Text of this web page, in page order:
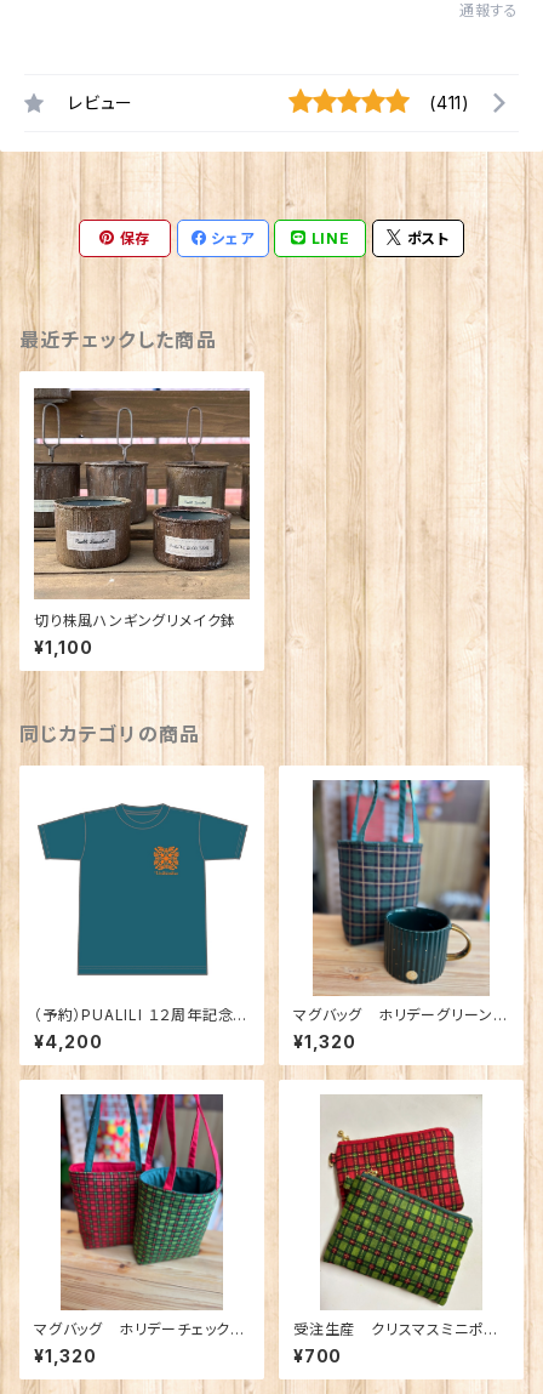
通報する
レビュー (411)
保存 シェア LINE ポスト
最近チェックした商品
切り株風ハンギングリメイク鉢
¥1,100
同じカテゴリの商品
（予約）PUALILI １２周年記念
Wパパ コラボ Tシャツ
¥4,200
マグバッグ ホリデーグリーンチ
ェックトートゴールドライン 御
朱印バッグ
¥1,320
マグバッグ ホリデーチェックト
ート 御朱印バッグ
¥1,320
受注生産 クリスマスミニポー
チ Dカン付き
¥700